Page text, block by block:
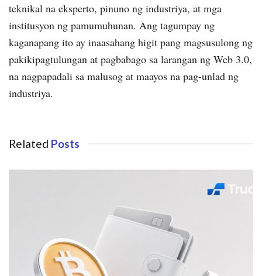
teknikal na eksperto, pinuno ng industriya, at mga
institusyon ng pamumuhunan. Ang tagumpay ng
kaganapang ito ay inaasahang higit pang magsusulong ng
pakikipagtulungan at pagbabago sa larangan ng Web 3.0,
na nagpapadali sa malusog at maayos na pag-unlad ng
industriya.
Related Posts